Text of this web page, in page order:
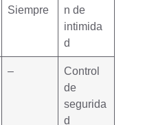
Siempre
n de
intimida
d
–
Control
de
segurida
d